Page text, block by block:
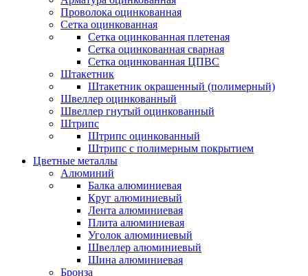
Проволока оцинкованная
Сетка оцинкованная
Сетка оцинкованная плетеная
Сетка оцинкованная сварная
Сетка оцинкованная ЦПВС
Штакетник
Штакетник окрашенный (полимерный)
Швеллер оцинкованный
Швеллер гнутый оцинкованный
Штрипс
Штрипс оцинкованный
Штрипс с полимерным покрытием
Цветные металлы
Алюминий
Балка алюминиевая
Круг алюминиевый
Лента алюминиевая
Плита алюминиевая
Уголок алюминиевый
Швеллер алюминиевый
Шина алюминиевая
Бронза